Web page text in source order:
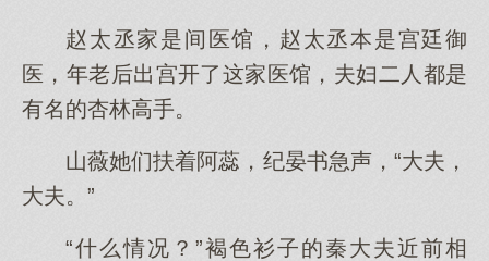
赵太丞家是间医馆，赵太丞本是宫廷御
医，年老后出宫开了这家医馆，夫妇二人都是
有名的杏林高手。
山薇她们扶着阿蕊，纪晏书急声，“大夫，
大夫。”
“什么情况？”褐色衫子的秦大夫近前相